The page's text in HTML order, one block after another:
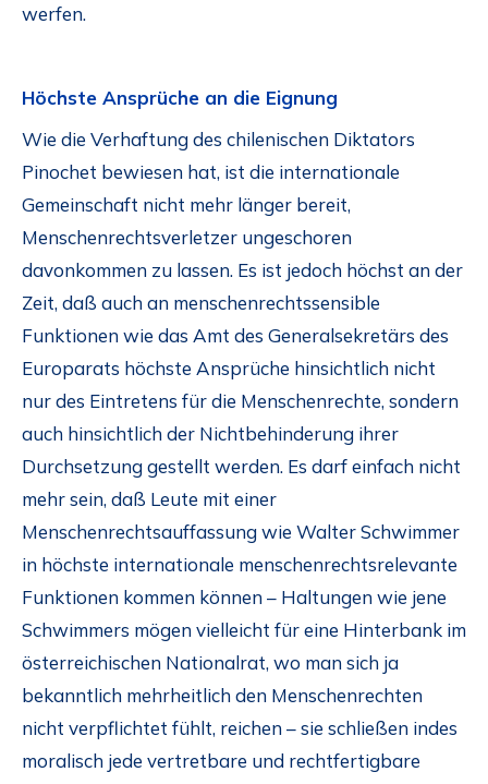
werfen.
Höchste Ansprüche an die Eignung
Wie die Verhaftung des chilenischen Diktators
Pinochet bewiesen hat, ist die internationale
Gemeinschaft nicht mehr länger bereit,
Menschenrechtsverletzer ungeschoren
davonkommen zu lassen. Es ist jedoch höchst an der
Zeit, daß auch an menschenrechtssensible
Funktionen wie das Amt des Generalsekretärs des
Europarats höchste Ansprüche hinsichtlich nicht
nur des Eintretens für die Menschenrechte, sondern
auch hinsichtlich der Nichtbehinderung ihrer
Durchsetzung gestellt werden. Es darf einfach nicht
mehr sein, daß Leute mit einer
Menschenrechtsauffassung wie Walter Schwimmer
in höchste internationale menschenrechtsrelevante
Funktionen kommen können – Haltungen wie jene
Schwimmers mögen vielleicht für eine Hinterbank im
österreichischen Nationalrat, wo man sich ja
bekanntlich mehrheitlich den Menschenrechten
nicht verpflichtet fühlt, reichen – sie schließen indes
moralisch jede vertretbare und rechtfertigbare